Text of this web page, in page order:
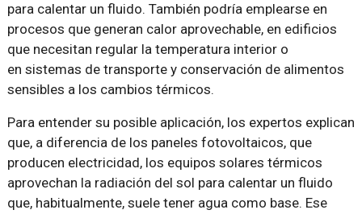
para calentar un fluido. También podría emplearse en
procesos que generan calor aprovechable, en edificios
que necesitan regular la temperatura interior o
en sistemas de transporte y conservación de alimentos
sensibles a los cambios térmicos.
Para entender su posible aplicación, los expertos explican
que, a diferencia de los paneles fotovoltaicos, que
producen electricidad, los equipos solares térmicos
aprovechan la radiación del sol para calentar un fluido
que, habitualmente, suele tener agua como base. Ese